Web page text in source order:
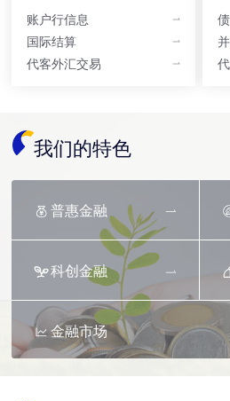
账户行信息
国际结算
代客外汇交易
我们的特色
普惠金融
科创金融
金融市场